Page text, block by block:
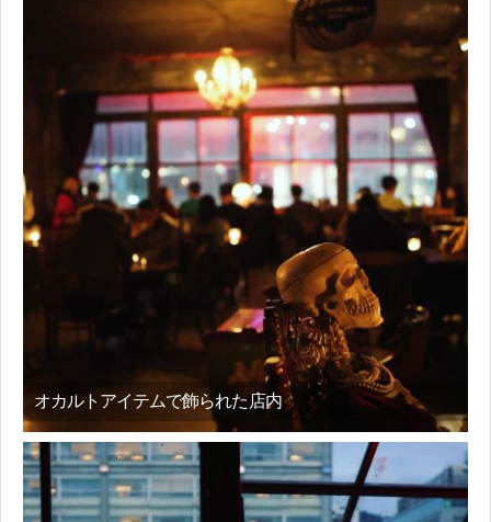
オカルトアイテムで飾られた店内